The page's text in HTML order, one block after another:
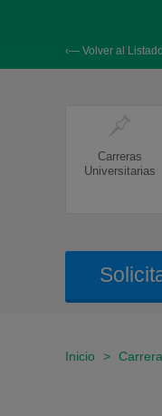
‹— Volver al Listado
Carreras
Universitarias
Inicio >